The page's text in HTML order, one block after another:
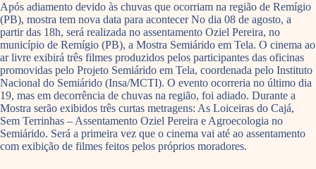
Após adiamento devido às chuvas que ocorriam na região de Remígio
(PB), mostra tem nova data para acontecer No dia 08 de agosto, a
partir das 18h, será realizada no assentamento Oziel Pereira, no
município de Remígio (PB), a Mostra Semiárido em Tela. O cinema ao
ar livre exibirá três filmes produzidos pelos participantes das oficinas
promovidas pelo Projeto Semiárido em Tela, coordenada pelo Instituto
Nacional do Semiárido (Insa/MCTI). O evento ocorreria no último dia
19, mas em decorrência de chuvas na região, foi adiado. Durante a
Mostra serão exibidos três curtas metragens: As Loiceiras do Cajá,
Sem Terrinhas – Assentamento Oziel Pereira e Agroecologia no
Semiárido. Será a primeira vez que o cinema vai até ao assentamento
com exibição de filmes feitos pelos próprios moradores.